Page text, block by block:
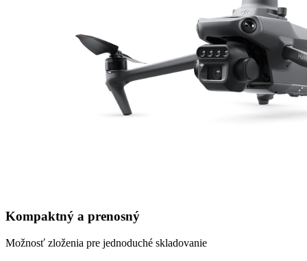
Kompaktný a prenosný
Možnosť zloženia pre jednoduché skladovanie